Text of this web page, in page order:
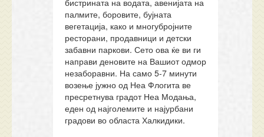
бистрината на водата, авенијата на
палмите, боровите, бујната
вегетација, како и многубројните
ресторани, продавници и детски
забавни паркови. Сето ова ќе ви ги
направи деновите на Вашиот одмор
незаборавни. На само 5-7 минути
возење јужно од Неа Флогита ве
пресретнува градот Неа Модања,
еден од најголемите и најурбани
градови во областа Халкидики.